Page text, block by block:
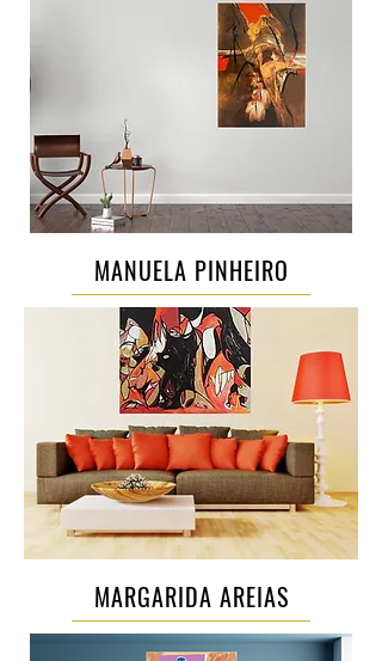
MANUELA PINHEIRO
MARGARIDA AREIAS